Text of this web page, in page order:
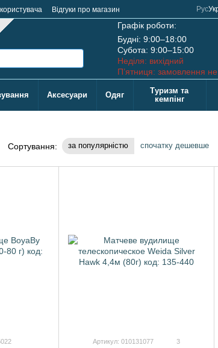
Відгуки про магазин
Рус
Графік роботи:
Будні: 9:00–18:00
Субота: 9:00–15:00
Неділя: вихідний
П’ятниця: замовлення
Аксесуари Одяг
Туризм та
кемпінг
Сортування: за популярністю спочатку дешевше
Артикул: 010131077 3